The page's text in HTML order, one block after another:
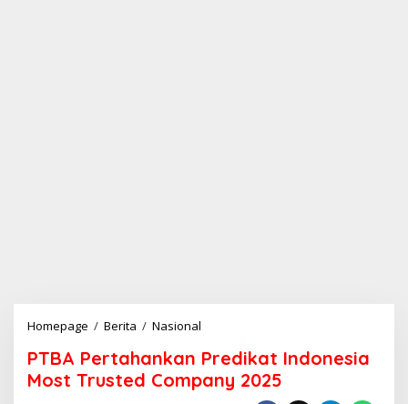
Homepage / Berita / Nasional
B
A
P
PTBA Pertahankan Predikat Indonesia
Most Trusted Company 2025